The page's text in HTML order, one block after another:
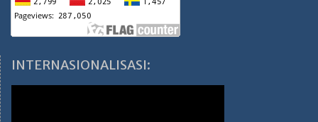
INTERNASIONALISASI: